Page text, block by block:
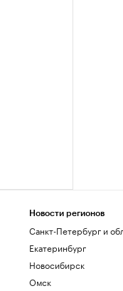
Новости регионов
Санкт-Петербург и
Екатеринбург
Новосибирск
Омск